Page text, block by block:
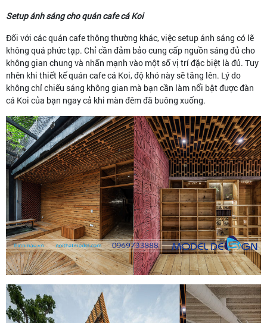
Setup ánh sáng cho quán cafe cá Koi
Đối với các quán cafe thông thường khác, việc setup ánh sáng có lẽ
không quá phức tạp. Chỉ cần đảm bảo cung cấp nguồn sáng đủ cho
không gian chung và nhấn mạnh vào một số vị trí đặc biệt là đủ. Tuy
nhên khi thiết kế quán cafe cá Koi, độ khó này sẽ tăng lên. Lý do
không chỉ chiếu sáng không gian mà bạn cần làm nổi bật được đàn
cá Koi của bạn ngay cả khi màn đêm đã buông xuống.